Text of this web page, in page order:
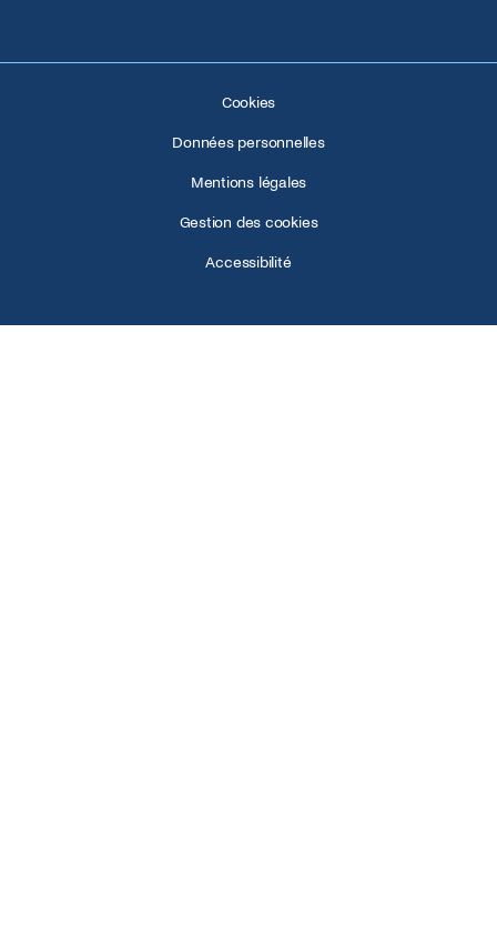
Cookies
Données personnelles
Mentions légales
Gestion des cookies
Accessibilité